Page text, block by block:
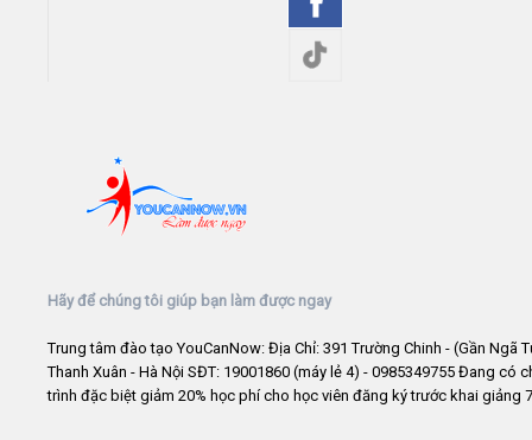
Hãy để chúng tôi giúp bạn làm được ngay
Trung tâm đào tạo YouCanNow: Địa Chỉ: 391 Trường Chinh - (Gần Ngã
Thanh Xuân - Hà Nội SĐT: 19001860 (máy lẻ 4) - 0985349755 Đang có
trình đặc biệt giảm 20% học phí cho học viên đăng ký trước khai giảng